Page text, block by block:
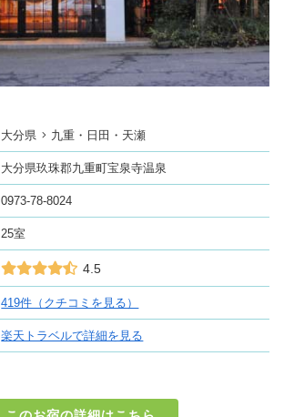
大分県 九重・日田・天瀬
大分県玖珠郡九重町宝泉寺温泉
0973-78-8024
25室
4.5
419件（クチコミを見る）
楽天トラベルで詳細を見る